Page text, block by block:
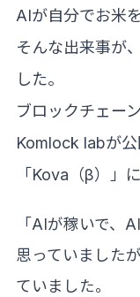
AIが自分でお米
そんな出来事が
した。
ブロックチェー
Komlock labが
「Kova（β）」
「AIが稼いで、
思っていました
ていました。